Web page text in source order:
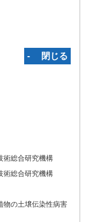
‐ 閉じる
術総合研究機構
術総合研究機構
物の土壌伝染性病害